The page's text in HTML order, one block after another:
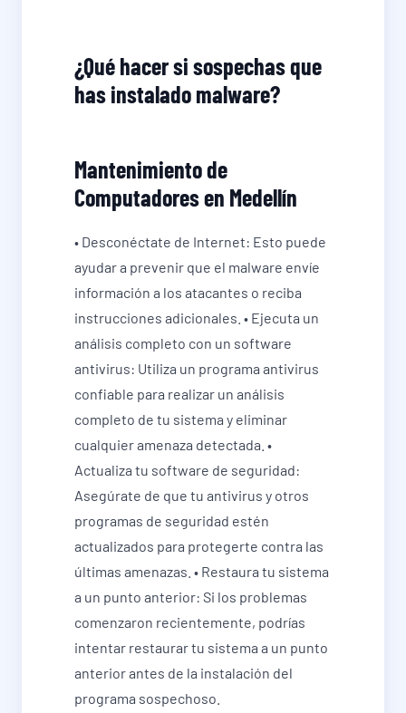
¿Qué hacer si sospechas que
has instalado malware?
Mantenimiento de
Computadores en Medellín
• Desconéctate de Internet: Esto puede
ayudar a prevenir que el malware envíe
información a los atacantes o reciba
instrucciones adicionales. • Ejecuta un
análisis completo con un software
antivirus: Utiliza un programa antivirus
confiable para realizar un análisis
completo de tu sistema y eliminar
cualquier amenaza detectada. •
Actualiza tu software de seguridad:
Asegúrate de que tu antivirus y otros
programas de seguridad estén
actualizados para protegerte contra las
últimas amenazas. • Restaura tu sistema
a un punto anterior: Si los problemas
comenzaron recientemente, podrías
intentar restaurar tu sistema a un punto
anterior antes de la instalación del
programa sospechoso.